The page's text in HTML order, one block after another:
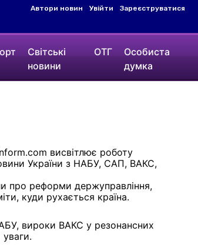
Автори новин Увійти Зареєструватися
Світські
новини
ОТГ
Особиста
думка
висвітлює роботу
України з НАБУ, САП, ВАКС,
про реформи держуправління,
куди рухається країна.
вироки ВАКС у резонансних